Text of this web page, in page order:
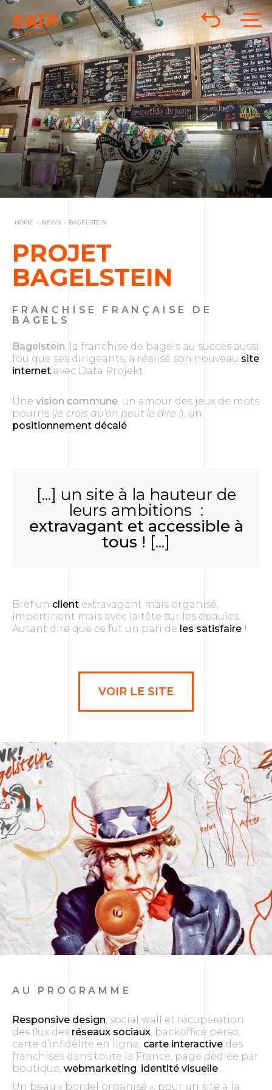
HOME › NEWS › BAGELSTEIN
PROJET
BAGELSTEIN
FRANCHISE FRANÇAISE DE
BAGELS
Bagelstein, la franchise de bagels au succès aussi
fou que ses dirigeants, a réalisé son nouveau site
internet avec Data Projekt.
Une vision commune, un amour des jeux de mots
pourris (je crois qu’on peut le dire !), un
positionnement décalé.
[...] un site à la hauteur de
leurs ambitions :
extravagant et accessible à
tous ! [...]
Bref un client extravagant mais organisé,
impertinent mais avec la tête sur les épaules…
Autant dire que ce fut un pari de les satisfaire !
VOIR LE SITE
AU PROGRAMME
Responsive design, social wall et récupération
des flux des réseaux sociaux, backoffice perso,
carte d’infidélité en ligne, carte interactive des
franchises dans toute la France, page dédiée par
boutique, webmarketing, identité visuelle…
Un beau « bordel organisé », pour un site à la